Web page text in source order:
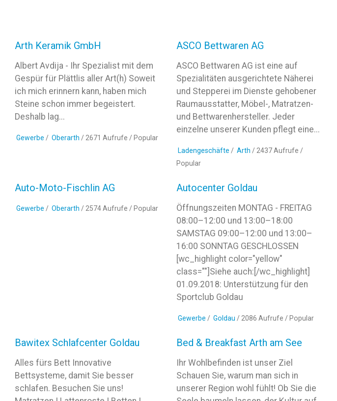
Arth Keramik GmbH
Albert Avdija - Ihr Spezialist mit dem
Gespür für Plättlis aller Art(h) Soweit
ich mich erinnern kann, haben mich
Steine schon immer begeistert.
Deshalb lag...
Gewerbe / Oberarth / 2671 Aufrufe / Popular
ASCO Bettwaren AG
ASCO Bettwaren AG ist eine auf
Spezialitäten ausgerichtete Näherei
und Stepperei im Dienste gehobener
Raumausstatter, Möbel-, Matratzen-
und Bettwarenhersteller. Jeder
einzelne unserer Kunden pflegt eine...
Ladengeschäfte / Arth / 2437 Aufrufe /
Popular
Auto-Moto-Fischlin AG
Gewerbe / Oberarth / 2574 Aufrufe / Popular
Autocenter Goldau
Öffnungszeiten MONTAG - FREITAG
08:00–12:00 und 13:00–18:00
SAMSTAG 09:00–12:00 und 13:00–
16:00 SONNTAG GESCHLOSSEN
[wc_highlight color="yellow"
class=""]Siehe auch:[/wc_highlight]
01.09.2018: Unterstützung für den
Sportclub Goldau
Gewerbe / Goldau / 2086 Aufrufe / Popular
Bawitex Schlafcenter Goldau
Alles fürs Bett Innovative
Bettsysteme, damit Sie besser
schlafen. Besuchen Sie uns!
Bed & Breakfast Arth am See
Ihr Wohlbefinden ist unser Ziel
Schauen Sie, warum man sich in
unserer Region wohl fühlt! Ob Sie die